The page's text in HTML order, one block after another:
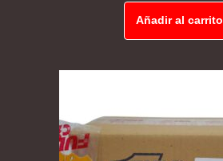
Añadir al carrito